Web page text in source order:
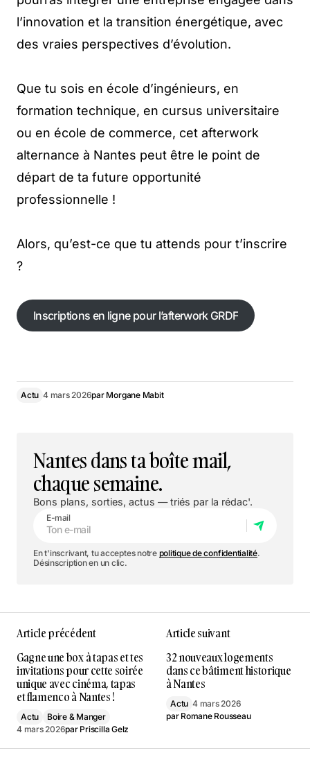
l’innovation et la transition énergétique, avec
des vraies perspectives dʼévolution.
Que tu sois en école d’ingénieurs, en
formation technique, en cursus universitaire
ou en école de commerce, cet afterwork
alternance à Nantes peut être le point de
départ de ta future opportunité
professionnelle !
Alors, qu’est-ce que tu attends pour t’inscrire
?
Inscriptions en ligne pour l’afterwork GRDF
Inscriptions en ligne pour l’afterwork GRDF
Actu 4 mars 2026par Morgane Mabit
Nantes dans ta boîte mail,
chaque semaine.
Bons plans, sorties, actus — triés par la rédac'.
E-mail
En t'inscrivant, tu acceptes notre politique de confidentialité.
Désinscription en un clic.
Article précédent
Gagne une box à tapas et tes
invitations pour cette soirée
unique avec cinéma, tapas
et flamenco à Nantes !
Actu
Boire & Manger
4 mars 2026par Priscilla Gelz
Article suivant
32 nouveaux logements
dans ce bâtiment historique
à Nantes
Actu 4 mars 2026
par Romane Rousseau